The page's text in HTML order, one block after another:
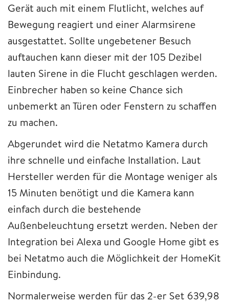
Gerät auch mit einem Flutlicht, welches auf
Bewegung reagiert und einer Alarmsirene
ausgestattet. Sollte ungebetener Besuch
auftauchen kann dieser mit der 105 Dezibel
lauten Sirene in die Flucht geschlagen werden.
Einbrecher haben so keine Chance sich
unbemerkt an Türen oder Fenstern zu schaffen
zu machen.
Abgerundet wird die Netatmo Kamera durch
ihre schnelle und einfache Installation. Laut
Hersteller werden für die Montage weniger als
15 Minuten benötigt und die Kamera kann
einfach durch die bestehende
Außenbeleuchtung ersetzt werden. Neben der
Integration bei Alexa und Google Home gibt es
bei Netatmo auch die Möglichkeit der HomeKit
Einbindung.
Normalerweise werden für das 2-er Set 639,98